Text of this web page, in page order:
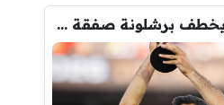
تحول مفاجئ .. هل يخطف برشلونة صفقة رودري من قلب مدريد ؟